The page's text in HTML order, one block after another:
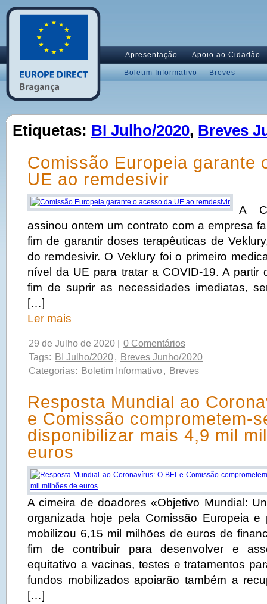
Apresentação Apoio ao Cidadão
Boletim Informativo Breves
Etiquetas: BI Julho/2020, Breves
Comissão Europeia garante
UE ao remdesivir
A
assinou ontem um contrato com a empresa
fim de garantir doses terapêuticas de
do remdesivir. O Veklury foi o primeiro
nível da UE para tratar a COVID-19. A partir
fim de suprir as necessidades imediatas,
[…]
Ler mais
29 de Julho de 2020 |
0 Comentários
Tags: BI Julho/2020, Breves Junho/2020
Categorias: Boletim Informativo, Breves
Resposta Mundial ao
e Comissão comprometem-
disponibilizar mais 4,9 mil
euros
A cimeira de doadores «Objetivo Mundial:
organizada hoje pela Comissão Europeia e
mobilizou 6,15 mil milhões de euros de
fim de contribuir para desenvolver e
equitativo a vacinas, testes e tratamentos
fundos mobilizados apoiarão também a
[…]